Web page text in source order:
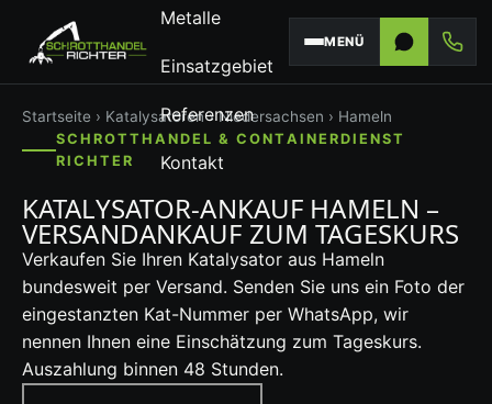
Metalle
Einsatzgebiet
Referenzen
Kontakt
MENÜ
Startseite › Katalysatoren›Niedersachsen › Hameln
SCHROTTHANDEL & CONTAINERDIENST
RICHTER
KATALYSATOR-ANKAUF HAMELN –
VERSANDANKAUF ZUM TAGESKURS
Verkaufen Sie Ihren Katalysator aus Hameln
bundesweit per Versand. Senden Sie uns ein Foto der
eingestanzten Kat-Nummer per WhatsApp, wir
nennen Ihnen eine Einschätzung zum Tageskurs.
Auszahlung binnen 48 Stunden.